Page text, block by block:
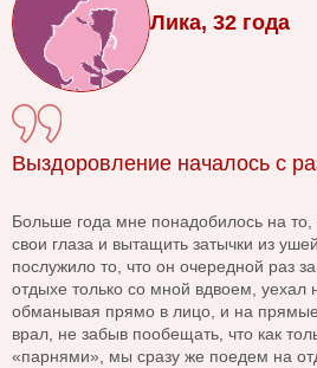
Лика, 32 года
Выздоровление началось с
Больше года мне понадобилось на то,
свои глаза и вытащить затычки из
послужило то, что он очередной раз
отдыхе только со мной вдвоем, уехал
обманывая прямо в лицо, и на
врал, не забыв пообещать, что как
«парнями», мы сразу же поедем на